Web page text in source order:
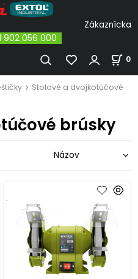
902 056 000
0
Stolové a dvojkotúčové
brúsky
.